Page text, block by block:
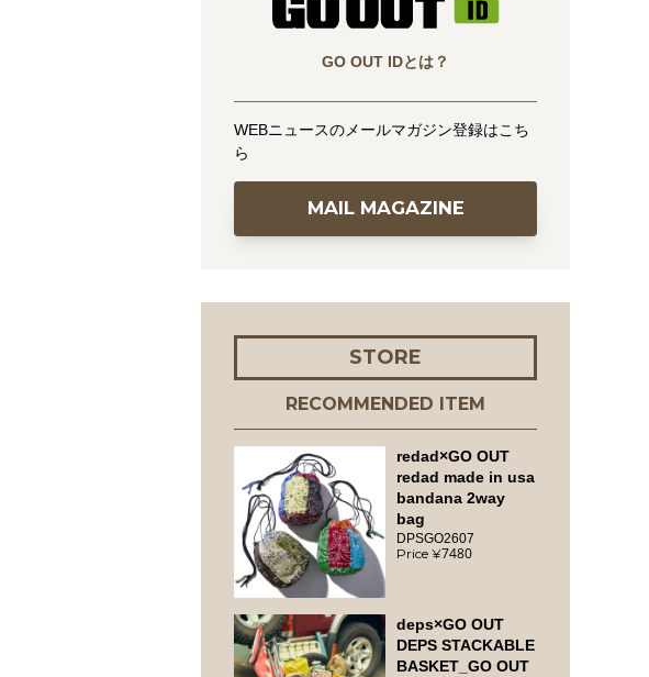
GO OUT IDとは？
WEBニュースのメールマガジン登録はこち
ら
MAIL MAGAZINE
STORE
RECOMMENDED ITEM
redad×GO OUT
redad made in usa
bandana 2way
bag
DPSGO2607
7480
deps×GO OUT
DEPS STACKABLE
BASKET_GO OUT